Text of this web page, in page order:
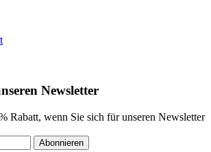
Newsletter
Rabatt, wenn Sie sich für unseren Newsletter
Abonnieren